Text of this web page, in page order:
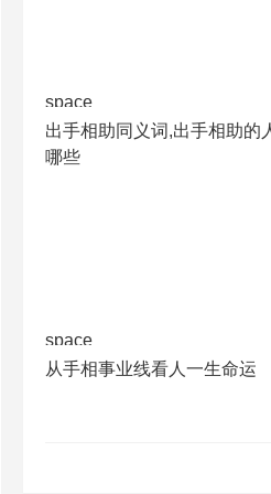
space
出手相助同义词,出手相助的
哪些
space
从手相事业线看人一生命运